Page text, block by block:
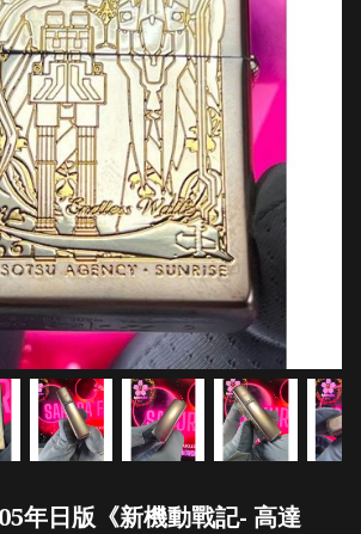
年日版《新機動戰記- 高達